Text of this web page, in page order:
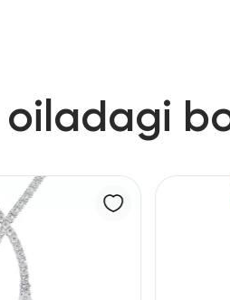
oiladagi